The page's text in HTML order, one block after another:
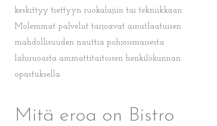
keskittyy tiettyyn ruokalajiin tai tekniikkaan.
Molemmat palvelut tarjoavat ainutlaatuisen
mahdollisuuden nauttia pohjoismaisesta
lähiruoasta ammattitaitoisen henkilökunnan
opastuksella.
Mitä eroa on Bistro